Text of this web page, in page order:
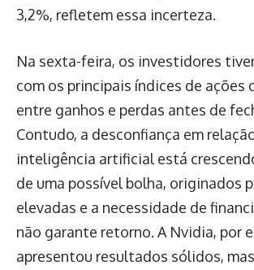
3,2%, refletem essa incerteza.
Na sexta-feira, os investidores
com os principais índices de ações
entre ganhos e perdas antes de
Contudo, a desconfiança em
inteligência artificial está
de uma possível bolha, originados
elevadas e a necessidade de
não garante retorno. A Nvidia, por
apresentou resultados sólidos,